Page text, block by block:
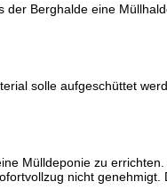
Berghalde eine
solle aufgeschüttet
Mülldeponie zu
nicht genehmigt.